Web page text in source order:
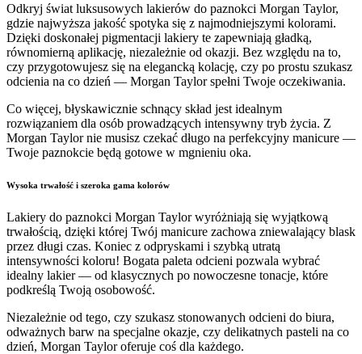
Odkryj świat luksusowych lakierów do paznokci Morgan Taylor,
gdzie najwyższa jakość spotyka się z najmodniejszymi kolorami.
Dzięki doskonałej pigmentacji lakiery te zapewniają gładką,
równomierną aplikację, niezależnie od okazji. Bez względu na to,
czy przygotowujesz się na elegancką kolację, czy po prostu szukasz
odcienia na co dzień — Morgan Taylor spełni Twoje oczekiwania.
Co więcej, błyskawicznie schnący skład jest idealnym
rozwiązaniem dla osób prowadzących intensywny tryb życia. Z
Morgan Taylor nie musisz czekać długo na perfekcyjny manicure —
Twoje paznokcie będą gotowe w mgnieniu oka.
Wysoka trwałość i szeroka gama kolorów
Lakiery do paznokci Morgan Taylor wyróżniają się wyjątkową
trwałością, dzięki której Twój manicure zachowa zniewalający blask
przez długi czas. Koniec z odpryskami i szybką utratą
intensywności koloru! Bogata paleta odcieni pozwala wybrać
idealny lakier — od klasycznych po nowoczesne tonacje, które
podkreślą Twoją osobowość.
Niezależnie od tego, czy szukasz stonowanych odcieni do biura,
odważnych barw na specjalne okazje, czy delikatnych pasteli na co
dzień, Morgan Taylor oferuje coś dla każdego.